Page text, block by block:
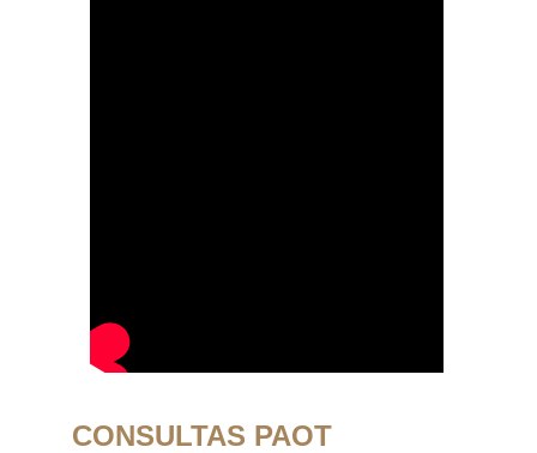
CONSULTAS PAOT